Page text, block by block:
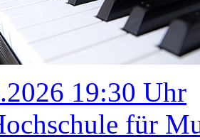
19:30 Uhr
für